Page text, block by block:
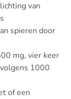
van
spieren door
mg, vier keer
1000
of een